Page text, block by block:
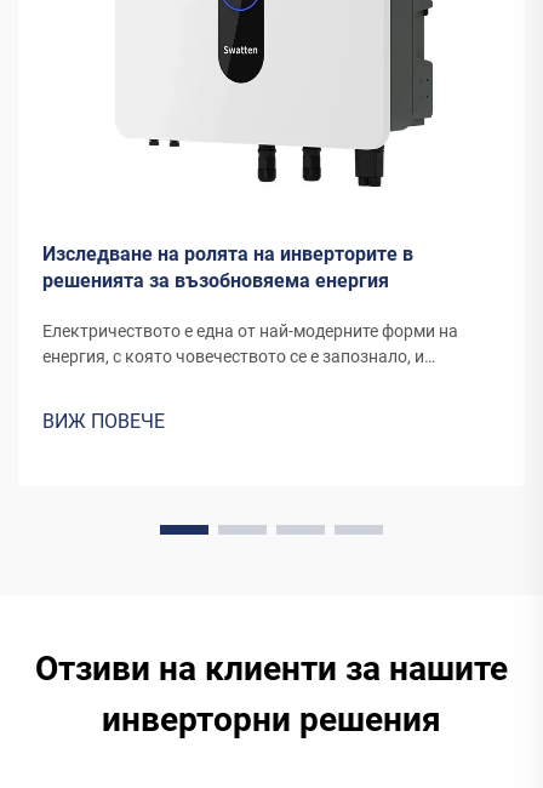
Изследване на ролята на инверторите в
решенията за възобновяема енергия
Електричеството е една от най-модерните форми на
енергия, с която човечеството се е запознало, и
турбини или панели за слънчева енергия преобразуват в
ВИЖ ПОВЕЧЕ
Отзиви на клиенти за нашите
инверторни решения